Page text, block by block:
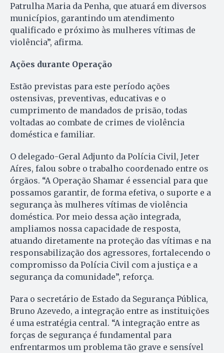
Patrulha Maria da Penha, que atuará em diversos
municípios, garantindo um atendimento
qualificado e próximo às mulheres vítimas de
violência”, afirma.
Ações durante Operação
Estão previstas para este período ações
ostensivas, preventivas, educativas e o
cumprimento de mandados de prisão, todas
voltadas ao combate de crimes de violência
doméstica e familiar.
O delegado-Geral Adjunto da Polícia Civil, Jeter
Aíres, falou sobre o trabalho coordenado entre os
órgãos. “A Operação Shamar é essencial para que
possamos garantir, de forma efetiva, o suporte e a
segurança às mulheres vítimas de violência
doméstica. Por meio dessa ação integrada,
ampliamos nossa capacidade de resposta,
atuando diretamente na proteção das vítimas e na
responsabilização dos agressores, fortalecendo o
compromisso da Polícia Civil com a justiça e a
segurança da comunidade”, reforça.
Para o secretário de Estado da Segurança Pública,
Bruno Azevedo, a integração entre as instituições
é uma estratégia central. “A integração entre as
forças de segurança é fundamental para
enfrentarmos um problema tão grave e sensível